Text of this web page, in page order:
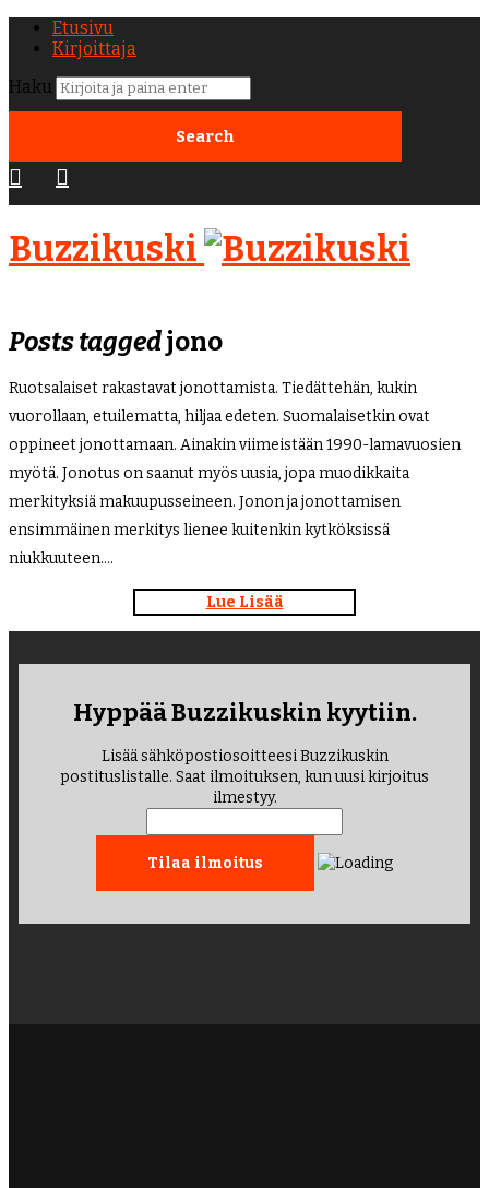
Etusivu
Kirjoittaja
Haku
Buzzikuski
Posts taggedjono
Ruotsalaiset rakastavat jonottamista. Tiedättehän, kukin
vuorollaan, etuilematta, hiljaa edeten. Suomalaisetkin ovat
oppineet jonottamaan. Ainakin viimeistään 1990-lamavuosien
myötä. Jonotus on saanut myös uusia, jopa muodikkaita
merkityksiä makuupusseineen. Jonon ja jonottamisen
ensimmäinen merkitys lienee kuitenkin kytköksissä
niukkuuteen….
Lue Lisää
Hyppää Buzzikuskin kyytiin.
Lisää sähköpostiosoitteesi Buzzikuskin
postituslistalle. Saat ilmoituksen, kun uusi kirjoitus
ilmestyy.